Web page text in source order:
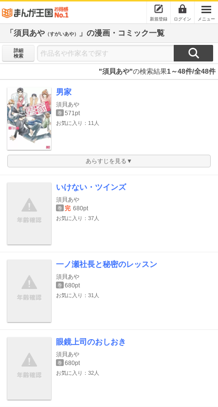
新規登録 ログイン メニュー
「須貝あや （すがいあや） 」の漫画・コミック一覧
詳細
検索
"須貝あや"の検索結果1～48件/全48件
男家
須貝あや
巻 571pt
お気に入り：11人
あらすじを見る▼
いけない・ツインズ
須貝あや
巻 完 680pt
お気に入り：37人
一ノ瀬社長と秘密のレッスン
須貝あや
巻 680pt
お気に入り：31人
眼鏡上司のおしおき
須貝あや
巻 680pt
お気に入り：32人